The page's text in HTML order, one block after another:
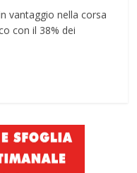
vantaggio nella corsa
con il 38% dei